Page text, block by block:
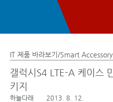
IT 제품 바라보기/Smart Accessory
갤럭시S4 LTE-A 케이스
키지
하늘다래 2013. 8. 12.